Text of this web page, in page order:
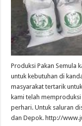
Produksi Pakan Semula
untuk kebutuhan di
masyarakat tertarik
kami telah
perhari. Untuk saluran
dan Depok. http://